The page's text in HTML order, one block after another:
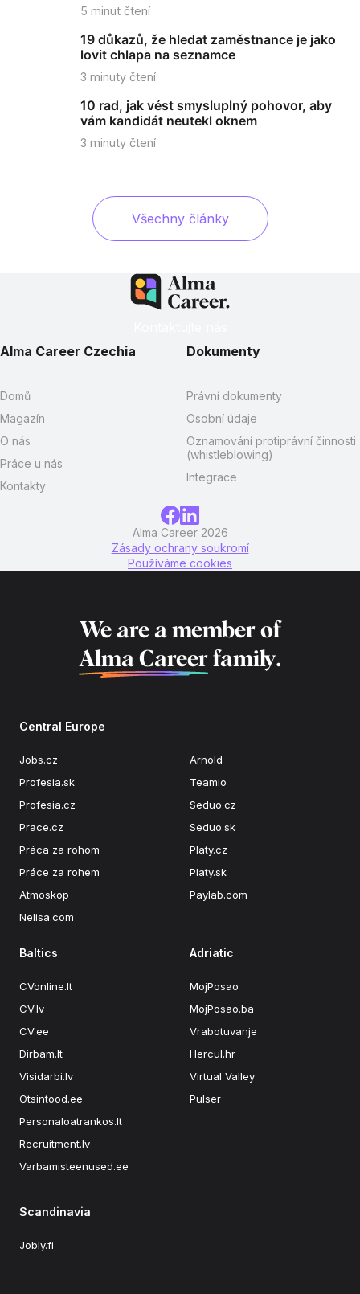
5 minut čtení
19 důkazů, že hledat zaměstnance je jako
lovit chlapa na seznamce
3 minuty čtení
10 rad, jak vést smysluplný pohovor, aby
vám kandidát neutekl oknem
3 minuty čtení
Všechny články
Alma Career Czechia
Domů
Magazín
O nás
Práce u nás
Kontakty
Dokumenty
Právní dokumenty
Osobní údaje
Oznamování protiprávní činnosti
(whistleblowing)
Integrace
Alma Career 2026
Zásady ochrany soukromí
Používáme cookies
We are a member of
Alma Career family.
Central Europe
Jobs.cz
Profesia.sk
Profesia.cz
Prace.cz
Práca za rohom
Práce za rohem
Atmoskop
Nelisa.com
Arnold
Teamio
Seduo.cz
Seduo.sk
Platy.cz
Platy.sk
Paylab.com
Baltics
CVonline.lt
CV.lv
CV.ee
Dirbam.lt
Visidarbi.lv
Otsintood.ee
Personaloatrankos.lt
Recruitment.lv
Varbamisteenused.ee
Adriatic
MojPosao
MojPosao.ba
Vrabotuvanje
Hercul.hr
Virtual Valley
Pulser
Scandinavia
Jobly.fi